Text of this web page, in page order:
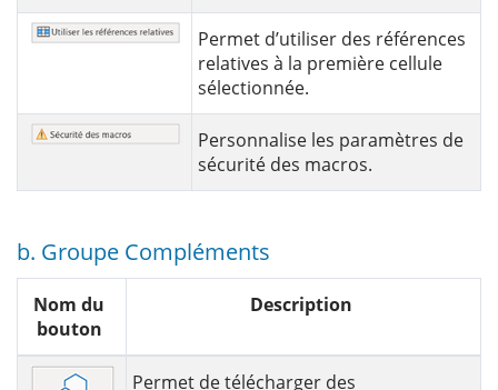
Permet d’utiliser des références
relatives à la première cellule
sélectionnée.
Personnalise les paramètres de
sécurité des macros.
b. Groupe Compléments
Nom du
bouton
Description
Permet de télécharger des